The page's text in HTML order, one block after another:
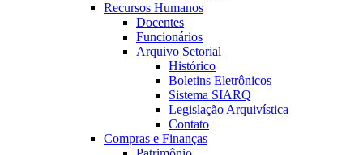
Recursos Humanos
Docentes
Funcionários
Arquivo Setorial
Histórico
Boletins Eletrônicos
Sistema SIARQ
Legislação Arquivística
Contato
Compras e Finanças